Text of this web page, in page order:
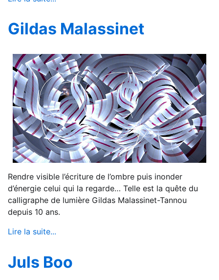
Gildas Malassinet
Rendre visible l’écriture de l’ombre puis inonder
d’énergie celui qui la regarde… Telle est la quête du
calligraphe de lumière Gildas Malassinet-Tannou
depuis 10 ans.
Lire la suite...
Juls Boo